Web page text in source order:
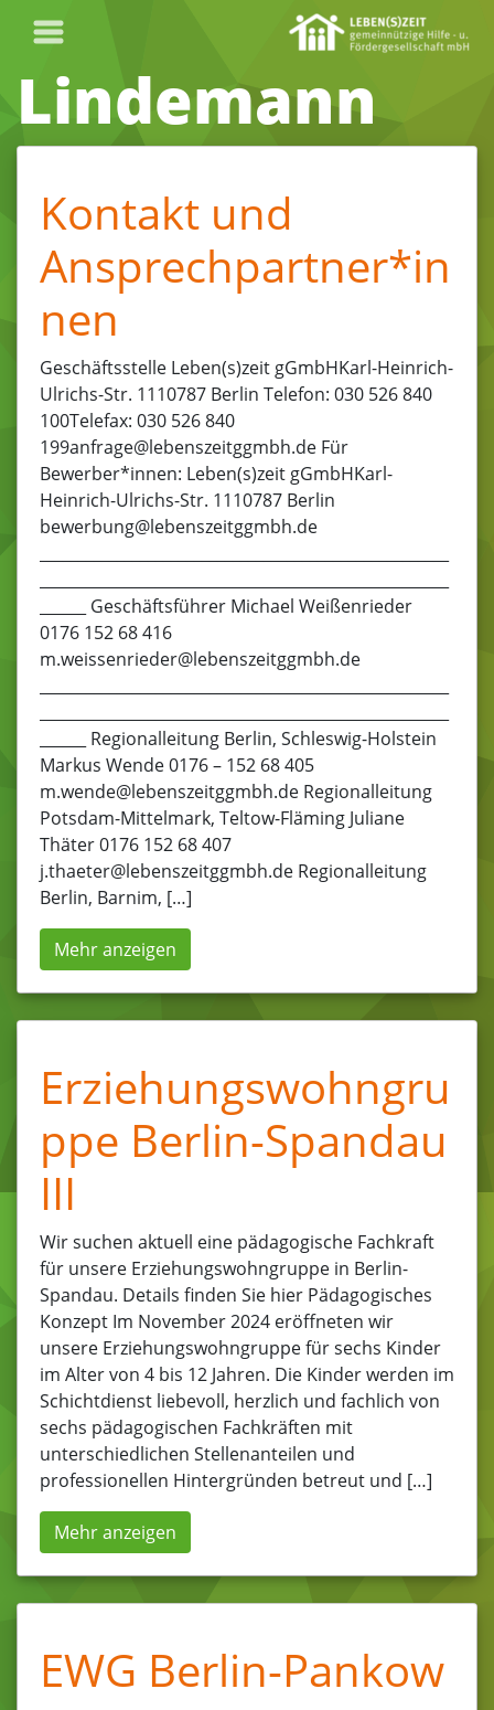
Lindemann
Kontakt und
Ansprechpartner*in
nen
Geschäftsstelle Leben(s)zeit gGmbHKarl-Heinrich-
Ulrichs-Str. 1110787 Berlin Telefon: 030 526 840
100Telefax: 030 526 840
199anfrage@lebenszeitggmbh.de Für
Bewerber*innen: Leben(s)zeit gGmbHKarl-
Heinrich-Ulrichs-Str. 1110787 Berlin
bewerbung@lebenszeitggmbh.de
______ Geschäftsführer Michael Weißenrieder
0176 152 68 416
m.weissenrieder@lebenszeitggmbh.de
______ Regionalleitung Berlin, Schleswig-Holstein
Markus Wende 0176 – 152 68 405
m.wende@lebenszeitggmbh.de Regionalleitung
Potsdam-Mittelmark, Teltow-Fläming Juliane
Thäter 0176 152 68 407
j.thaeter@lebenszeitggmbh.de Regionalleitung
Berlin, Barnim, […]
Mehr anzeigen
Erziehungswohngru
ppe Berlin-Spandau
III
Wir suchen aktuell eine pädagogische Fachkraft
für unsere Erziehungswohngruppe in Berlin-
Spandau. Details finden Sie hier Pädagogisches
Konzept Im November 2024 eröffneten wir
unsere Erziehungswohngruppe für sechs Kinder
im Alter von 4 bis 12 Jahren. Die Kinder werden im
Schichtdienst liebevoll, herzlich und fachlich von
sechs pädagogischen Fachkräften mit
unterschiedlichen Stellenanteilen und
professionellen Hintergründen betreut und […]
Mehr anzeigen
EWG Berlin-Pankow